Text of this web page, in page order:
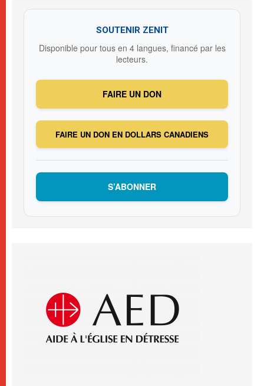
SOUTENIR ZENIT
Disponible pour tous en 4 langues, financé par les
lecteurs.
FAIRE UN DON
FAIRE UN DON EN DOLLARS CANADIENS
S’ABONNER